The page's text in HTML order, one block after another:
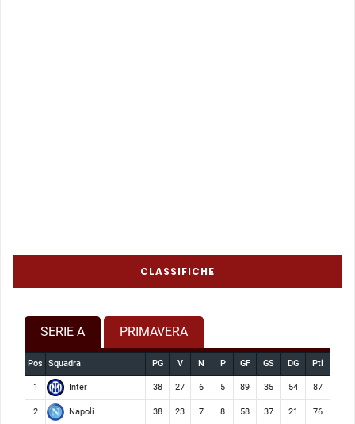
CLASSIFICHE
SERIE A PRIMAVERA
Pos Squadra PG V N P GF GS DG Pti
1 Inter 38 27 6 5 89 35 54 87
2 Napoli 38 23 7 8 58 37 21 76